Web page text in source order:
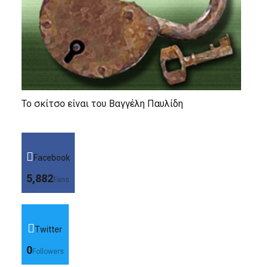
Το σκίτσο είναι του Βαγγέλη Παυλίδη
Facebook
5,882Fans
Twitter
0Followers